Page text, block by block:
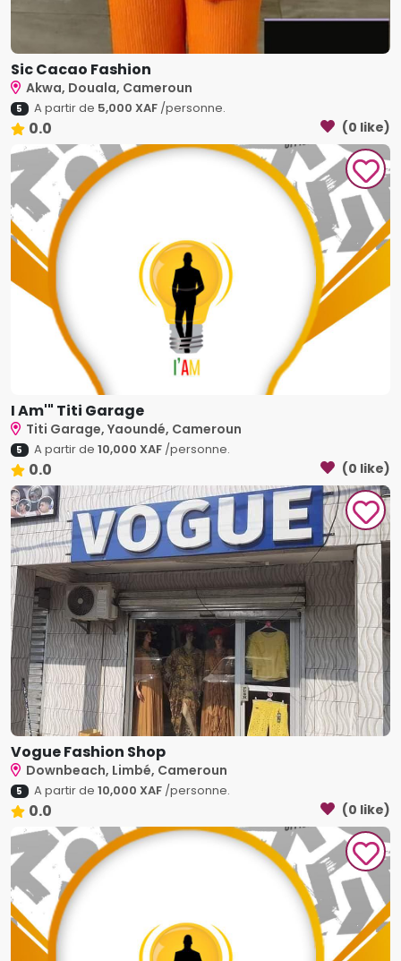
Sic Cacao Fashion
Akwa, Douala, Cameroun
5 A partir de 5,000 XAF/personne.
0.0 (0 like)
I Am'" Titi Garage
Titi Garage, Yaoundé, Cameroun
5 A partir de 10,000 XAF/personne.
0.0 (0 like)
Vogue Fashion Shop
Downbeach, Limbé, Cameroun
5 A partir de 10,000 XAF/personne.
0.0 (0 like)